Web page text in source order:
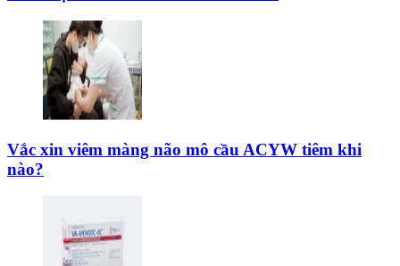
Vắc xin viêm màng não mô cầu ACYW tiêm khi
nào?